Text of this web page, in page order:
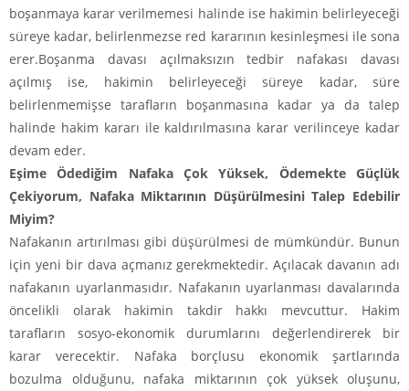
boşanmaya karar verilmemesi halinde ise hakimin belirleyeceği
süreye kadar, belirlenmezse red kararının kesinleşmesi ile sona
erer.Boşanma davası açılmaksızın tedbir nafakası davası
açılmış ise, hakimin belirleyeceği süreye kadar, süre
belirlenmemişse tarafların boşanmasına kadar ya da talep
halinde hakim kararı ile kaldırılmasına karar verilinceye kadar
devam eder.
Eşime Ödediğim Nafaka Çok Yüksek, Ödemekte Güçlük
Çekiyorum, Nafaka Miktarının Düşürülmesini Talep Edebilir
Miyim?
Nafakanın artırılması gibi düşürülmesi de mümkündür. Bunun
için yeni bir dava açmanız gerekmektedir. Açılacak davanın adı
nafakanın uyarlanmasıdır. Nafakanın uyarlanması davalarında
öncelikli olarak hakimin takdir hakkı mevcuttur. Hakim
tarafların sosyo-ekonomik durumlarını değerlendirerek bir
karar verecektir. Nafaka borçlusu ekonomik şartlarında
bozulma olduğunu, nafaka miktarının çok yüksek oluşunu,